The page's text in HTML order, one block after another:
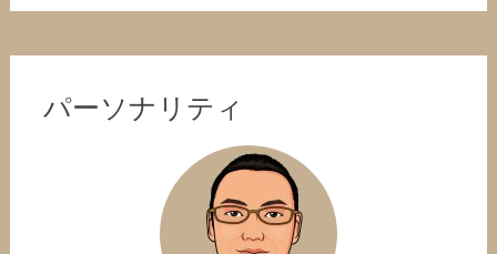
パーソナリティ